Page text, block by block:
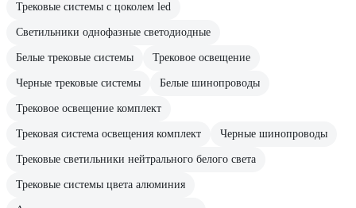
Трековые системы с цоколем led
Светильники однофазные светодиодные
Белые трековые системы Трековое освещение
Черные трековые системы Белые шинопроводы
Трековое освещение комплект
Трековая система освещения комплект Черные шинопроводы
Трековые светильники нейтрального белого света
Трековые системы цвета алюминия